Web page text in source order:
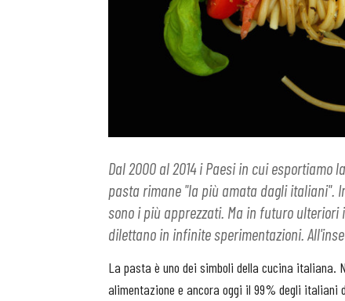
Dal 2000 al 2014 i Paesi in cui esportiamo
pasta rimane "la più amata dagli italiani".
sono i più apprezzati. Ma in futuro
dilettano in infinite sperimentazioni.
La pasta è uno dei simboli della cucina italiana.
alimentazione e ancora oggi il 99% degli italiani